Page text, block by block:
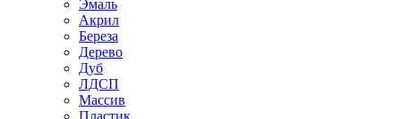
Эмаль
Акрил
Береза
Дерево
Дуб
ЛДСП
Массив
Пластик